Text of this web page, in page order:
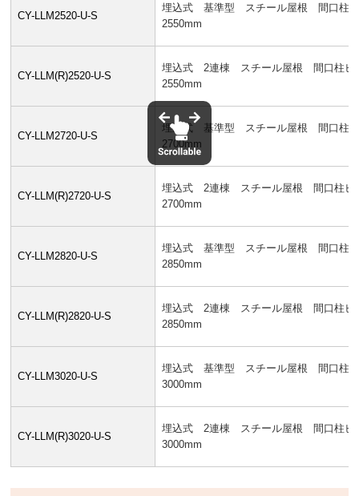
CY-LLM2520-U-S
埋込式 基準型 スチール屋根 間口柱
2550mm
CY-LLM(R)2520-U-S
埋込式 2連棟 スチール屋根 間口柱ピ
2550mm
CY-LLM2720-U-S
埋込式 基準型 スチール屋根 間口柱
2700mm
CY-LLM(R)2720-U-S
埋込式 2連棟 スチール屋根 間口柱ピ
2700mm
CY-LLM2820-U-S
埋込式 基準型 スチール屋根 間口柱
2850mm
CY-LLM(R)2820-U-S
埋込式 2連棟 スチール屋根 間口柱ピ
2850mm
CY-LLM3020-U-S
埋込式 基準型 スチール屋根 間口柱
3000mm
CY-LLM(R)3020-U-S
埋込式 2連棟 スチール屋根 間口柱ピ
3000mm